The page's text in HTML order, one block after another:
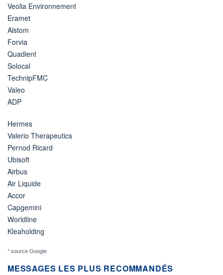
Veolia Environnement
Eramet
Alstom
Forvia
Quadient
Solocal
TechnipFMC
Valeo
ADP
Hermes
Valerio Therapeutics
Pernod Ricard
Ubisoft
Airbus
Air Liquide
Accor
Capgemini
Worldline
Kleaholding
* source Google
MESSAGES LES PLUS RECOMMANDÉS